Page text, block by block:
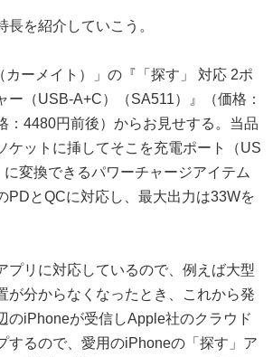
長を紹介していこう。
カーメイト）」の『「探す」 対応 2ポ
ー（USB-A+C）（SA511）』（価格：
：4480円前後）からお見せする。当品
ケットに挿してそこを充電ポート（US
変換できるパワーチャージアイテム
PDとQCに対応し、最大出力は33Wを
プリに対応しているので、例えば大型
が分からなくなったとき、これから発
のiPhoneが受信しApple社のクラウド
するので、愛用のiPhoneの「探す」ア